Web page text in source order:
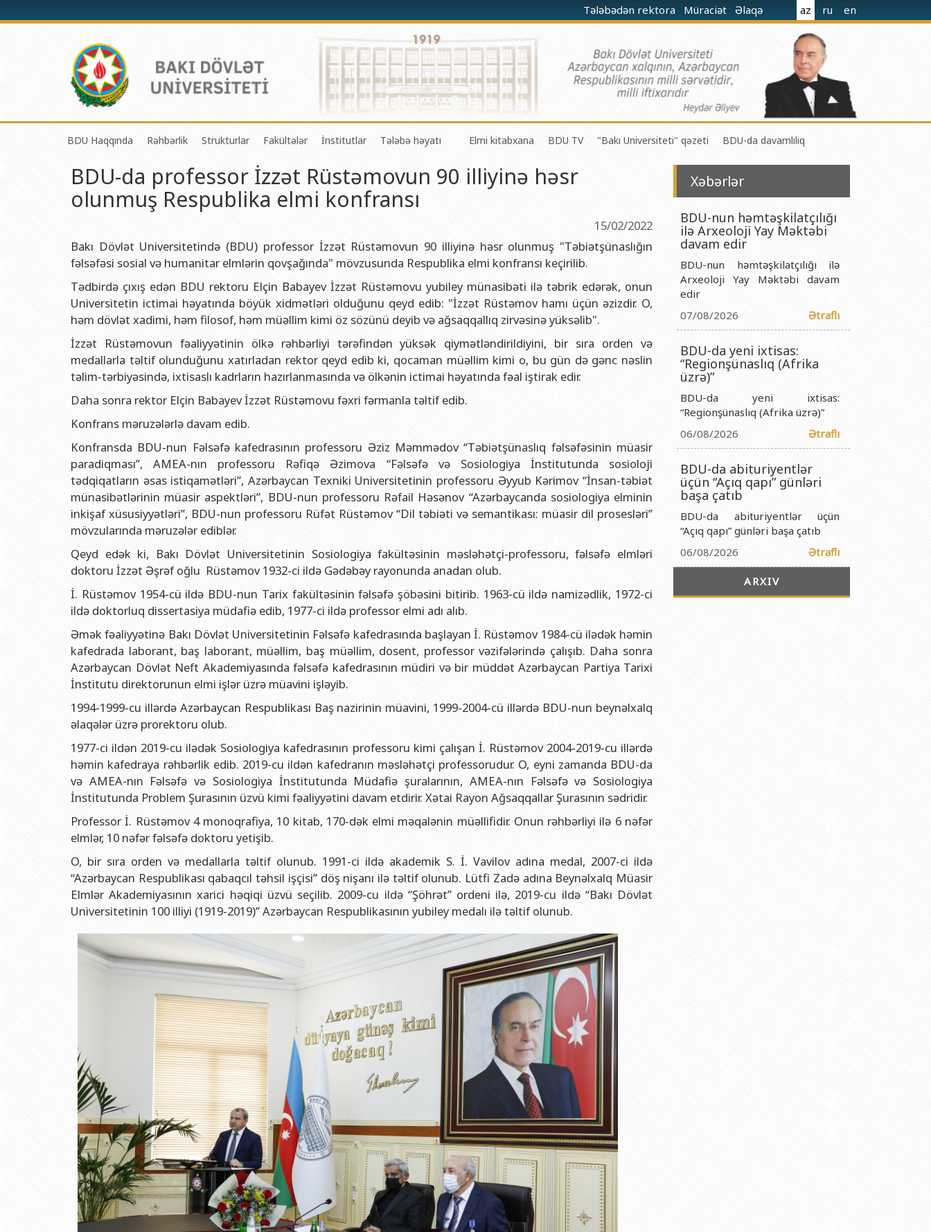
Tələbədən rektora Müraciət Əlaqə az ru en
BDU Haqqında
BDU-nun tarixi
BDU-nun Missiya və Strateji inkişaf planı
Akkreditasiya haqqında Sertifikat
BDU-nun üzv olduğu beynəlxalq təşkilatlar
BDU-nun qrant layihələri
Rektorlarımız
BDU-nun məzunları
Fəxri doktorlarımız
BDU-da təhsil
BDU-da tədris olunan ixtisaslar
Universitet tarixinin ən mühüm hadisələri
Rəhbərlik
Rektor
Prorektorlar
Dekanlar
Həmkarlar İttifaqı Komitəsi
Tədris Metodiki Şura
Strukturlar
Tədrisin təşkili və idarə olunması Mərkəzi
Elmi fəaliyyətin təşkili və innovasiyalar Mərkəzi
Beynəlxalq əlaqələr şöbəsi
Xarici tələbələrlə iş şöbəsi
İctimaiyyətlə əlaqələr və informasiya şöbəsi
Humanitar məsələlər və gənclər siyasəti şöbəsi
İnsan resursları və hüquq şöbəsi
Sənədlər və Müraciətlərlə iş şöbəsi
Maliyyə və təminat Departamenti
Keyfiyyətin təminatı, monitorinq şöbəsi
Psixoloji Yardım Sektoru
Mədəniyyət-yaradıcılıq Mərkəzi
İdman-sağlamlıq Mərkəzi
BDU-nun Nəşr Evi
Fakültələr
Mexanika-riyaziyyat fakültəsi
Tətbiqi riyaziyyat və kibernetika fakültəsi
Kimya fakültəsi
Biologiya fakültəsi
Ekologiya və torpaqşünaslıq fakültəsi
Coğrafiya fakültəsi
Geologiya fakültəsi
Filologiya fakültəsi
Tarix fakültəsi
Beynəlxalq münasibətlər və iqtisadiyyat fakültəsi
Jurnalistika fakültəsi
İnformasiya və sənəd menecmenti fakültəsi
Şərqşünasliq fakültəsi
İnstitutlar
Fizika problemləri Elmi-Tədqiqat İnstitutu
Tətbiqi riyaziyyat Elmi-Tədqiqat İnstitutu
Azərbaycan Respublikasının Elm və Təhsil Nazirliyinin akademik M.Nağıyev adına Kataliz və Qeyri-üzvi Kimya İnstitutu
Azərbaycan Respublikasının Elm və Təhsil Nazirliyinin Riyaziyyat və Mexanika İnstitutu
Azərbaycan Respublikasının Elm və Təhsil Nazirliyinin Molekulyar Biologiya və Biotexnologiyalar İnstitutu
Azərbaycan Respublikasının Elm və Təhsil Nazirliyinin Fizika İnstitutu Publik Hüquqi Şəxsi
Azərbaycan Respublikasının Elm və Təhsil Nazirliyinin Riyaziyyat İnstitutu Publik Hüquqi Şəxsi
Azərbaycan Respublikasının Elm və Təhsil Nazirliyinin Kimya İnstitutu Publik Hüquqi Şəxsi
Azərbaycan Respublikasının Elm və Təhsil Nazirliyinin Molekulyar Biologiya İnstitutu Publik Hüquqi Şəxsi
Tələbə həyatı
Gənc Alimlər Şurası
Tələbə Həmkarlar İttifaqı Komitəsi
SABAH qrupları haqqında
Elmi kitabxana BDU TV "Bakı Universiteti" qəzeti BDU-da davamlılıq
BDU-da professor İzzət Rüstəmovun 90 illiyinə həsr
olunmuş Respublika elmi konfransı
15/02/2022
Bakı Dövlət Universitetində (BDU) professor İzzət Rüstəmovun 90 illiyinə həsr olunmuş "Təbiətşünaslığın
fəlsəfəsi sosial və humanitar elmlərin qovşağında" mövzusunda Respublika elmi konfransı keçirilib.
Tədbirdə çıxış edən BDU rektoru Elçin Babayev İzzət Rüstəmovu yubiley münasibəti ilə təbrik edərək, onun
Universitetin ictimai həyatında böyük xidmətləri olduğunu qeyd edib: "İzzət Rüstəmov hamı üçün əzizdir. O,
həm dövlət xadimi, həm filosof, həm müəllim kimi öz sözünü deyib və ağsaqqallıq zirvəsinə yüksəlib".
İzzət Rüstəmovun fəaliyyətinin ölkə rəhbərliyi tərəfindən yüksək qiymətləndirildiyini, bir sıra orden və
medallarla təltif olunduğunu xatırladan rektor qeyd edib ki, qocaman müəllim kimi o, bu gün də gənc nəslin
təlim-tərbiyəsində, ixtisaslı kadrların hazırlanmasında və ölkənin ictimai həyatında fəal iştirak edir.
Daha sonra rektor Elçin Babayev İzzət Rüstəmovu fəxri fərmanla təltif edib.
Konfrans məruzələrlə davam edib.
Konfransda BDU-nun Fəlsəfə kafedrasının professoru Əziz Məmmədov “Təbiətşünaslıq fəlsəfəsinin müasir
paradiqması”, AMEA-nın professoru Rəfiqə Əzimova “Fəlsəfə və Sosiologiya İnstitutunda sosioloji
tədqiqatların əsas istiqamətləri”, Azərbaycan Texniki Universitetinin professoru Əyyub Kərimov “İnsan-təbiət
münasibətlərinin müasir aspektləri”, BDU-nun professoru Rəfail Həsənov “Azərbaycanda sosiologiya elminin
inkişaf xüsusiyyətləri”, BDU-nun professoru Rüfət Rüstəmov “Dil təbiəti və semantikası: müasir dil prosesləri”
mövzularında məruzələr ediblər.
Qeyd edək ki, Bakı Dövlət Universitetinin Sosiologiya fakültəsinin məsləhətçi-professoru, fəlsəfə elmləri
doktoru İzzət Əşrəf oğlu Rüstəmov 1932-ci ildə Gədəbəy rayonunda anadan olub.
İ. Rüstəmov 1954-cü ildə BDU-nun Tarix fakültəsinin fəlsəfə şöbəsini bitirib. 1963-cü ildə namizədlik, 1972-ci
ildə doktorluq dissertasiya müdafiə edib, 1977-ci ildə professor elmi adı alıb.
Əmək fəaliyyətinə Bakı Dövlət Universitetinin Fəlsəfə kafedrasında başlayan İ. Rüstəmov 1984-cü ilədək həmin
kafedrada laborant, baş laborant, müəllim, baş müəllim, dosent, professor vəzifələrində çalışıb. Daha sonra
Azərbaycan Dövlət Neft Akademiyasında fəlsəfə kafedrasının müdiri və bir müddət Azərbaycan Partiya Tarixi
İnstitutu direktorunun elmi işlər üzrə müavini işləyib.
1994-1999-cu illərdə Azərbaycan Respublikası Baş nazirinin müavini, 1999-2004-cü illərdə BDU-nun beynəlxalq
əlaqələr üzrə prorektoru olub.
1977-ci ildən 2019-cu ilədək Sosiologiya kafedrasının professoru kimi çalışan İ. Rüstəmov 2004-2019-cu illərdə
həmin kafedraya rəhbərlik edib. 2019-cu ildən kafedranın məsləhətçi professorudur. O, eyni zamanda BDU-da
və AMEA-nın Fəlsəfə və Sosiologiya İnstitutunda Müdafiə şuralarının, AMEA-nın Fəlsəfə və Sosiologiya
İnstitutunda Problem Şurasının üzvü kimi fəaliyyətini davam etdirir. Xətai Rayon Ağsaqqallar Şurasının sədridir.
Professor İ. Rüstəmov 4 monoqrafiya, 10 kitab, 170-dək elmi məqalənin müəllifidir. Onun rəhbərliyi ilə 6 nəfər
elmlər, 10 nəfər fəlsəfə doktoru yetişib.
O, bir sıra orden və medallarla təltif olunub. 1991-ci ildə akademik S. İ. Vavilov adına medal, 2007-ci ildə
“Azərbaycan Respublikası qabaqcıl təhsil işçisi” döş nişanı ilə təltif olunub. Lütfi Zadə adına Beynəlxalq Müasir
Elmlər Akademiyasının xarici həqiqi üzvü seçilib. 2009-cu ildə “Şöhrət” ordeni ilə, 2019-cu ildə “Bakı Dövlət
Universitetinin 100 illiyi (1919-2019)” Azərbaycan Respublikasının yubiley medalı ilə təltif olunub.
Xəbərlər
BDU-nun həmtəşkilatçılığı
ilə Arxeoloji Yay Məktəbi
davam edir
BDU-nun həmtəşkilatçılığı ilə
Arxeoloji Yay Məktəbi davam
edir
07/08/2026
Ətraflı
BDU-da yeni ixtisas:
“Regionşünaslıq (Afrika
üzrə)”
BDU-da yeni ixtisas:
“Regionşünaslıq (Afrika üzrə)”
06/08/2026
Ətraflı
BDU-da abituriyentlər
üçün “Açıq qapı” günləri
başa çatıb
BDU-da abituriyentlər üçün
“Açıq qapı” günləri başa çatıb
06/08/2026
Ətraflı
ARXIV